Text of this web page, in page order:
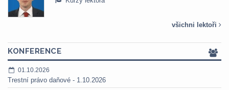
všichni lektoři
KONFERENCE
01.10.2026
Trestní právo daňové - 1.10.2026